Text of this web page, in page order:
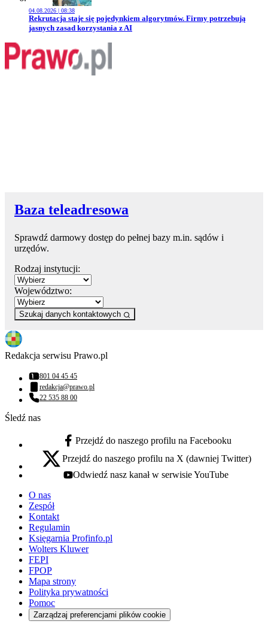
04.08.2026 | 08:38
Przejdź do artykułu:
Rekrutacja staje się pojedynkiem algorytmów. Firmy potrzebują
jasnych zasad korzystania z AI
Baza teleadresowa
Sprawdź darmowy dostęp do pełnej bazy m.in. sądów i
urzędów.
Rodzaj instytucji:
Województwo:
Szukaj danych kontaktowych
Redakcja serwisu Prawo.pl
Numer telefonu:
801 04 45 45
Adres email:
redakcja@prawo.pl
Numer telefonu:
22 535 88 00
Śledź nas
facebook - otwiera się w nowej karcie
Przejdź do naszego profilu na Facebooku
x - otwiera się w nowej karcie
Przejdź do naszego profilu na X (dawniej Twitter)
youtube - otwiera się w nowej karcie
Odwiedź nasz kanał w serwisie YouTube
O nas
Zespół
Kontakt
Regulamin
Księgarnia Profinfo.pl
Wolters Kluwer
FEPI
FPOP
Mapa strony
Polityka prywatności
Pomoc
Zarządzaj preferencjami plików cookie